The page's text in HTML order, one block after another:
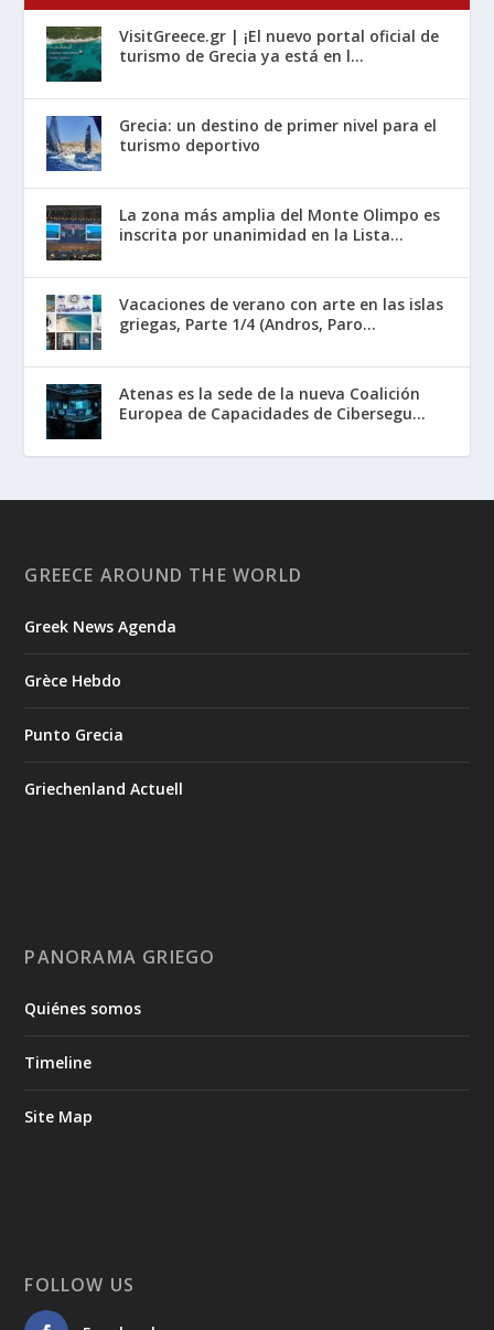
VisitGreece.gr | ¡El nuevo portal oficial de
turismo de Grecia ya está en l...
Grecia: un destino de primer nivel para el
turismo deportivo
La zona más amplia del Monte Olimpo es
inscrita por unanimidad en la Lista...
Vacaciones de verano con arte en las islas
griegas, Parte 1/4 (Andros, Paro...
Atenas es la sede de la nueva Coalición
Europea de Capacidades de Cibersegu...
GREECE AROUND THE WORLD
Greek News Agenda
Grèce Hebdo
Punto Grecia
Griechenland Actuell
PANORAMA GRIEGO
Quiénes somos
Timeline
Site Map
FOLLOW US